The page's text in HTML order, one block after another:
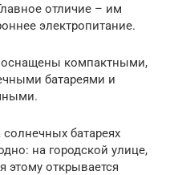
отличие – им
электропитание.
оснащены компактными,
батареями и
солнечных батареях
на городской улице,
этому открывается